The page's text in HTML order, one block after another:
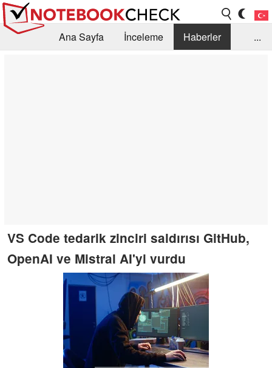
Ana Sayfa İnceleme
Haberler
...
VS Code tedarik zinciri saldırısı GitHub,
OpenAI ve Mistral AI'yi vurdu